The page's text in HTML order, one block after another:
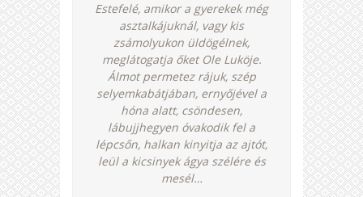
Estefelé, amikor a gyerekek még
asztalkájuknál, vagy kis
zsámolyukon üldögélnek,
meglátogatja őket Ole Luköje.
Álmot permetez rájuk, szép
selyemkabátjában, ernyőjével a
hóna alatt, csöndesen,
lábujjhegyen óvakodik fel a
lépcsőn, halkan kinyitja az ajtót,
leül a kicsinyek ágya szélére és
mesél…